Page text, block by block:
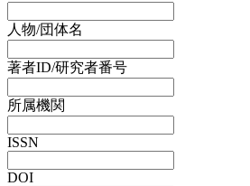
人物/団体名
著者ID/研究者番号
所属機関
ISSN
DOI